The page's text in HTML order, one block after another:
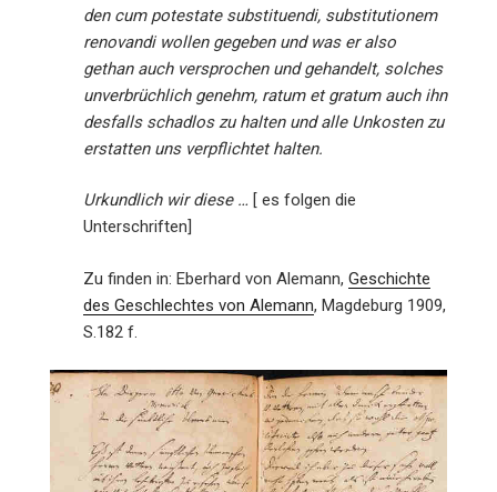
den cum potestate substituendi, substitutionem
renovandi wollen gegeben und was er also
gethan auch versprochen und gehandelt, solches
unverbrüchlich genehm, ratum et gratum auch ihn
desfalls schadlos zu halten und alle Unkosten zu
erstatten uns verpflichtet halten.
Urkundlich wir diese … [ es folgen die
Unterschriften]
Zu finden in: Eberhard von Alemann, Geschichte
des Geschlechtes von Alemann, Magdeburg 1909,
S.182 f.